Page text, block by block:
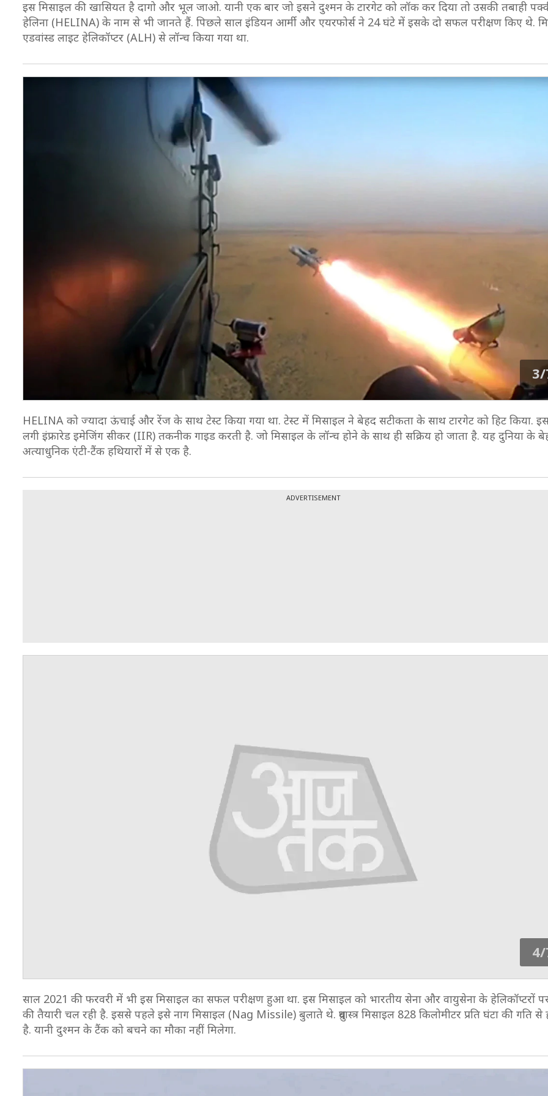
इस मिसाइल की खासियत है दागो और भूल जाओ. यानी एक बार जो इसने दुश्मन के टारगेट को लॉक कर दिया तो उसकी तबाही
हेलिना (HELINA) के नाम से भी जानते हैं. पिछले साल इंडियन आर्मी और एयरफोर्स ने 24 घंटे में इसके दो सफल परीक्षण किए थे.
एडवांस्ड लाइट हेलिकॉप्टर (ALH) से लॉन्च किया गया था.
HELINA को ज्यादा ऊंचाई और रेंज के साथ टेस्ट किया गया था. टेस्ट में मिसाइल ने बेहद सटीकता के साथ टारगेट को हिट किया.
लगी इंफ्रारेड इमेजिंग सीकर (IIR) तकनीक गाइड करती है. जो मिसाइल के लॉन्च होने के साथ ही सक्रिय हो जाता है. यह दुनिया के
अत्याधुनिक एंटी-टैंक हथियारों में से एक है.
ADVERTISEMENT
साल 2021 की फरवरी में भी इस मिसाइल का सफल परीक्षण हुआ था. इस मिसाइल को भारतीय सेना और वायुसेना के हेलिकॉप्टरों
की तैयारी चल रही है. इससे पहले इसे नाग मिसाइल (Nag Missile) बुलाते थे. ध्रुवास्त्र मिसाइल 828 किलोमीटर प्रति घंटा की गति
है. यानी दुश्मन के टैंक को बचने का मौका नहीं मिलेगा.